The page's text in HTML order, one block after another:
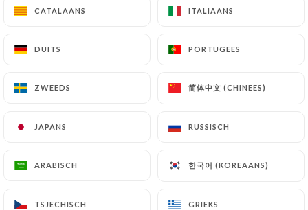
CATALAANS ITALIAANS
DUITS PORTUGEES
ZWEEDS 简体中文 (CHINEES)
JAPANS RUSSISCH
ARABISCH 한국어 (KOREAANS)
TSJECHISCH GRIEKS
HOME/GALERIJ
CATALAANS ITALIAANS
DUITS PORTUGEES
ZWEEDS 简体中文 (CHINEES)
JAPANS RUSSISCH
ARABISCH 한국어 (KOREAANS)
TSJECHISCH GRIEKS